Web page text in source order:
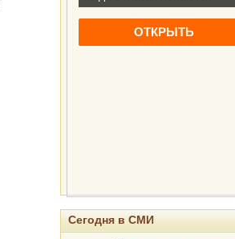
Сегодня в СМИ